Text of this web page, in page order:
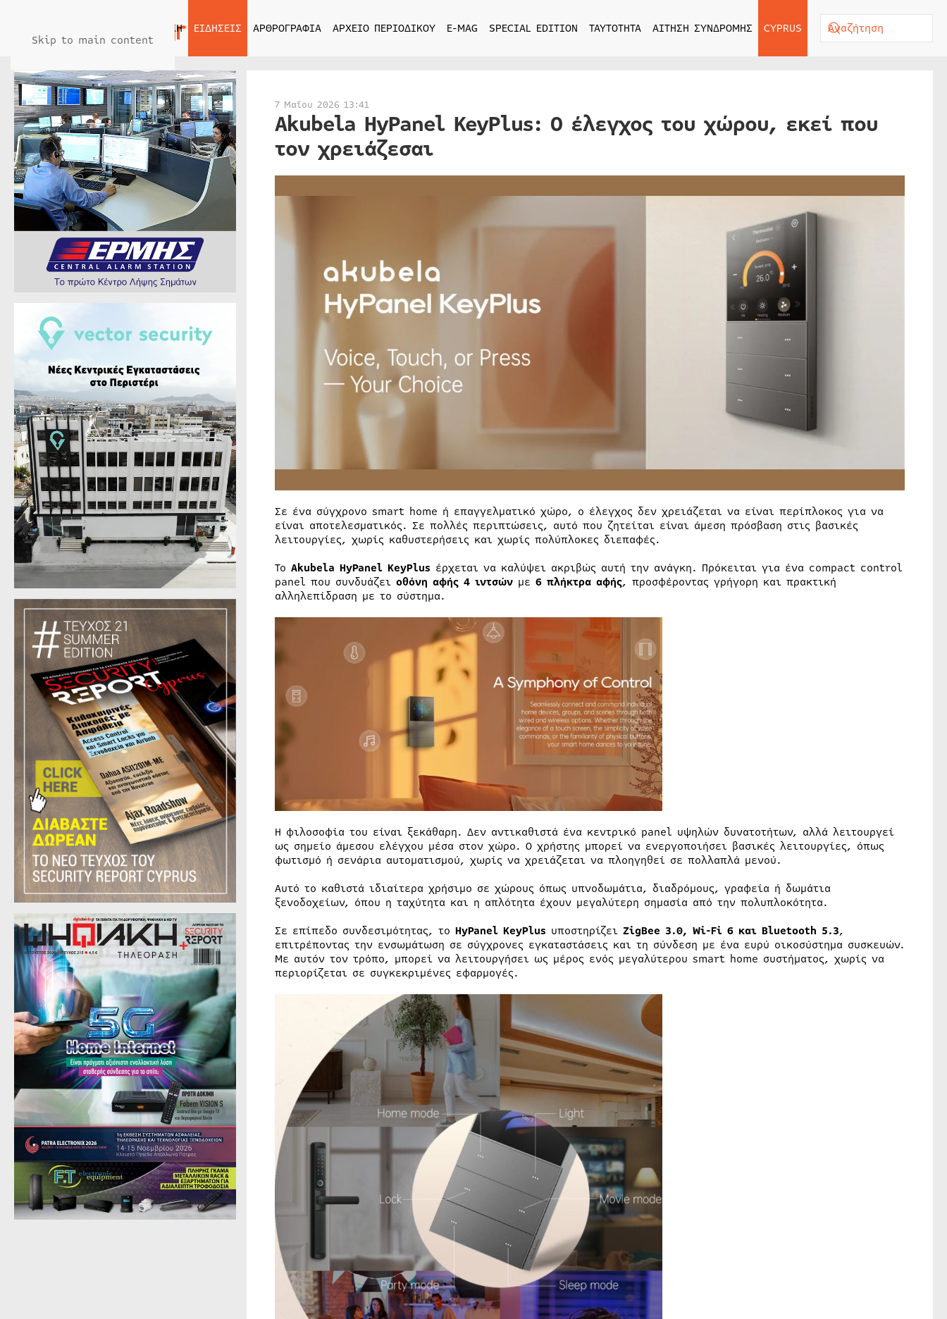
Skip to main content
ΑΡΧΙΚΗ ΕΙΔΗΣΕΙΣ ΑΡΘΡΟΓΡΑΦΙΑ ΑΡΧΕΙΟ ΠΕΡΙΟΔΙΚΟΥ E-MAG SPECIAL EDITION ΤΑΥΤΟΤΗΤΑ ΑΙΤΗΣΗ ΣΥΝΔΡΟΜΗΣ CYPRUS
7 Μαΐου 2026 13:41
Akubela HyPanel KeyPlus: Ο έλεγχος του χώρου, εκεί που
τον χρειάζεσαι
Σε ένα σύγχρονο smart home ή επαγγελματικό χώρο, ο έλεγχος δεν χρειάζεται να είναι περίπλοκος για να
είναι αποτελεσματικός. Σε πολλές περιπτώσεις, αυτό που ζητείται είναι άμεση πρόσβαση στις βασικές
λειτουργίες, χωρίς καθυστερήσεις και χωρίς πολύπλοκες διεπαφές.
Το Akubela HyPanel KeyPlus έρχεται να καλύψει ακριβώς αυτή την ανάγκη. Πρόκειται για ένα compact control
panel που συνδυάζει οθόνη αφής 4 ιντσώνμε 6 πλήκτρα αφής, προσφέροντας γρήγορη και πρακτική
αλληλεπίδραση με το σύστημα.
Η φιλοσοφία του είναι ξεκάθαρη. Δεν αντικαθιστά ένα κεντρικό panel υψηλών δυνατοτήτων, αλλά λειτουργεί
ως σημείο άμεσου ελέγχου μέσα στον χώρο. Ο χρήστης μπορεί να ενεργοποιήσει βασικές λειτουργίες, όπως
φωτισμό ή σενάρια αυτοματισμού, χωρίς να χρειάζεται να πλοηγηθεί σε πολλαπλά μενού.
Αυτό το καθιστά ιδιαίτερα χρήσιμο σε χώρους όπως υπνοδωμάτια, διαδρόμους, γραφεία ή δωμάτια
ξενοδοχείων, όπου η ταχύτητα και η απλότητα έχουν μεγαλύτερη σημασία από την πολυπλοκότητα.
Σε επίπεδο συνδεσιμότητας, το HyPanel KeyPlus υποστηρίζει ZigBee 3.0, Wi-Fi 6 και Bluetooth 5.3,
επιτρέποντας την ενσωμάτωση σε σύγχρονες εγκαταστάσεις και τη σύνδεση με ένα ευρύ οικοσύστημα συσκευών.
Με αυτόν τον τρόπο, μπορεί να λειτουργήσει ως μέρος ενός μεγαλύτερου smart home συστήματος, χωρίς να
περιορίζεται σε συγκεκριμένες εφαρμογές.